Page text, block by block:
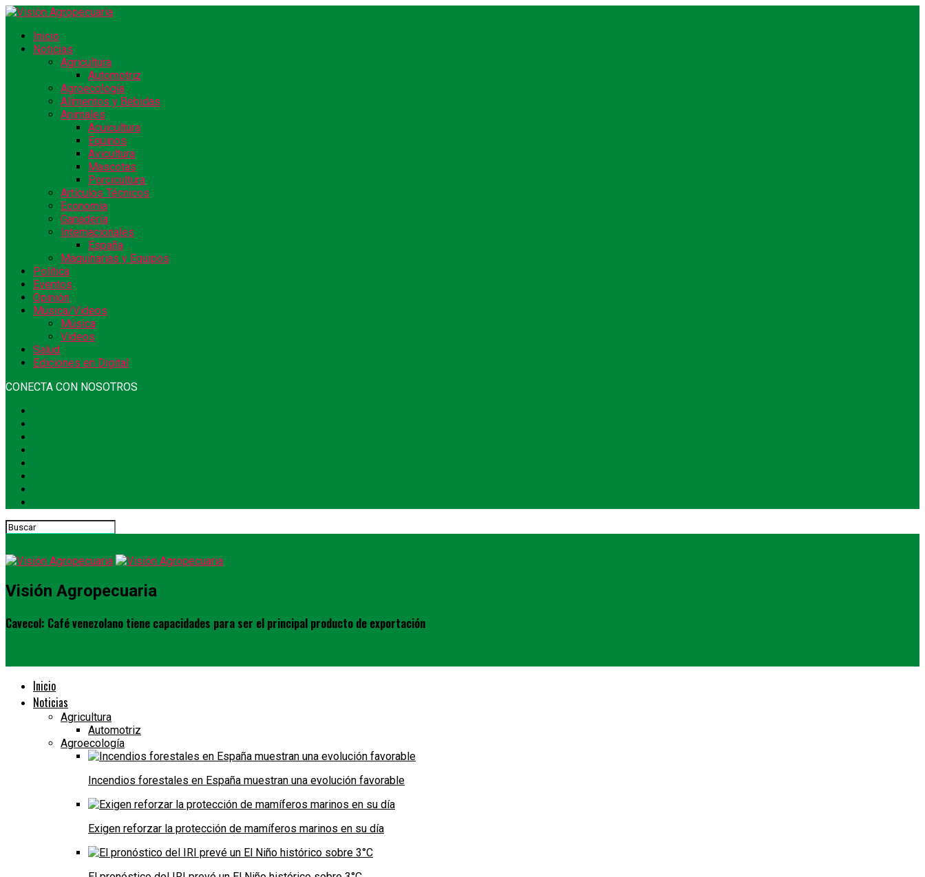
Inicio
Noticias
Agricultura
Automotriz
Agroecología
Alimentos y Bebidas
Animales
Acuicultura
Equinos
Avicultura
Mascotas
Porcicultura
Artículos Técnicos
Economía
Ganadería
Internacionales
España
Maquinarias y Equipos
Política
Eventos
Opinión
Música/Videos
Música
Videos
Salud
Ediciones en Digital
CONECTA CON NOSOTROS
Visión Agropecuaria
Cavecol: Café venezolano tiene capacidades para ser el principal producto de exportación
Inicio
Noticias
Agricultura
Automotriz
Agroecología
Incendios forestales en España muestran una evolución favorable
Exigen reforzar la protección de mamíferos marinos en su día